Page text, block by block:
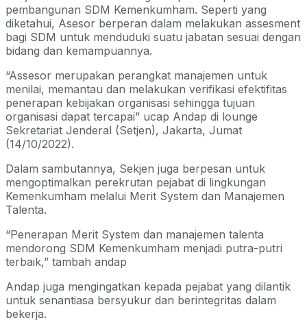
pembangunan SDM Kemenkumham. Seperti yang
diketahui, Asesor berperan dalam melakukan assesment
bagi SDM untuk menduduki suatu jabatan sesuai dengan
bidang dan kemampuannya.
“Assesor merupakan perangkat manajemen untuk
menilai, memantau dan melakukan verifikasi efektifitas
penerapan kebijakan organisasi sehingga tujuan
organisasi dapat tercapai” ucap Andap di lounge
Sekretariat Jenderal (Setjen), Jakarta, Jumat
(14/10/2022).
Dalam sambutannya, Sekjen juga berpesan untuk
mengoptimalkan perekrutan pejabat di lingkungan
Kemenkumham melalui Merit System dan Manajemen
Talenta.
“Penerapan Merit System dan manajemen talenta
mendorong SDM Kemenkumham menjadi putra-putri
terbaik,” tambah andap
Andap juga mengingatkan kepada pejabat yang dilantik
untuk senantiasa bersyukur dan berintegritas dalam
bekerja.